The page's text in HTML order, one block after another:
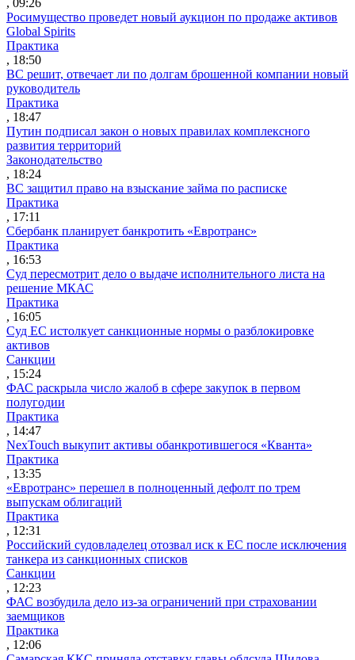
Росимущество проведет новый аукцион по продаже активов
Global Spirits
Практика
, 18:50
ВС решит, отвечает ли по долгам брошенной компании новый
руководитель
Практика
, 18:47
Путин подписал закон о новых правилах комплексного
развития территорий
Законодательство
, 18:24
ВС защитил право на взыскание займа по расписке
Практика
, 17:11
Сбербанк планирует банкротить «Евротранс»
Практика
, 16:53
Суд пересмотрит дело о выдаче исполнительного листа на
решение МКАС
Практика
, 16:05
Суд ЕС истолкует санкционные нормы о разблокировке
активов
Санкции
, 15:24
ФАС раскрыла число жалоб в сфере закупок в первом
полугодии
Практика
, 14:47
NexTouch выкупит активы обанкротившегося «Кванта»
Практика
, 13:35
«Евротранс» перешел в полноценный дефолт по трем
выпускам облигаций
Практика
, 12:31
Российский судовладелец отозвал иск к ЕС после исключения
танкера из санкционных списков
Санкции
, 12:23
ФАС возбудила дело из-за ограничений при страховании
заемщиков
Практика
, 12:06